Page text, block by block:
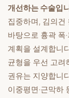
개선하는 수술입
집중하며, 김의
바탕으로 흉곽 폭
계획을 설계합니
균형을 우선 고려
권유는 지양합니
이중평면·근막하